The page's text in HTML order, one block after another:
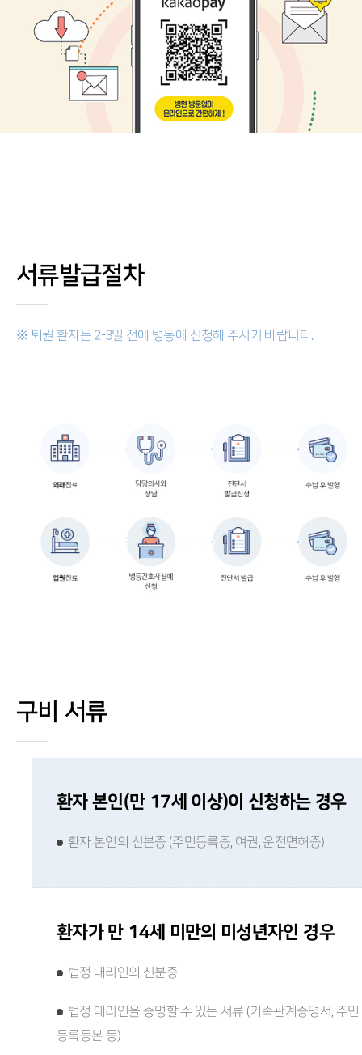
서류발급절차
※ 퇴원 환자는 2-3일 전에 병동에 신청해 주시기 바랍니다.
구비 서류
환자 본인(만 17세 이상)이 신청하는 경우
환자 본인의 신분증 (주민등록증, 여권, 운전면허증)
환자가 만 14세 미만의 미성년자인 경우
법정 대리인의 신분증
법정 대리인을 증명할 수 있는 서류 (가족관계증명서, 주민
등록등본 등)